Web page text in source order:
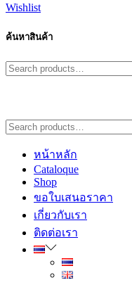
Wishlist
ค้นหาสินค้า
Search
for:>
Search
for:>
หน้าหลัก
Cataloque
Shop
ขอใบเสนอราคา
เกี่ยวกับเรา
ติดต่อเรา